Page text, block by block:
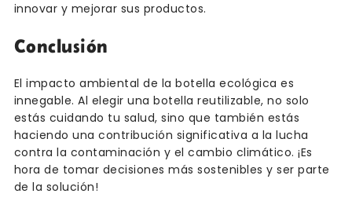
innovar y mejorar sus productos.
Conclusión
El impacto ambiental de la botella ecológica es
innegable. Al elegir una botella reutilizable, no solo
estás cuidando tu salud, sino que también estás
haciendo una contribución significativa a la lucha
contra la contaminación y el cambio climático. ¡Es
hora de tomar decisiones más sostenibles y ser parte
de la solución!